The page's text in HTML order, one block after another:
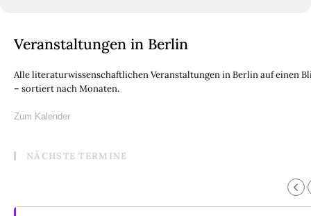
Veranstaltungen in Berlin
Alle literaturwissenschaftlichen Veranstaltungen in Berlin auf einen
– sortiert nach Monaten.
Zum Kalender
NÄCHSTE TERMINE